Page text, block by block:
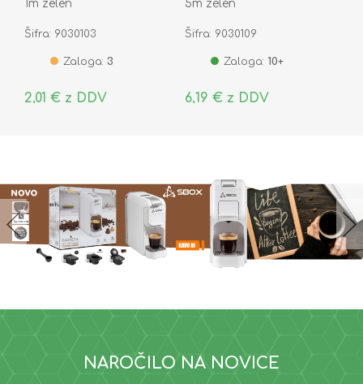
1m zelen
Šifra: 9030103
Zaloga: 3
2,01 € z DDV
5m zelen
Šifra: 9030109
Zaloga: 10+
6,19 € z DDV
NAROČILO NA NOVICE